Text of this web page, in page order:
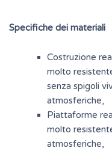
Specifiche dei materiali
Costruzione
molto
senza spigoli
atmosferiche,
Piattaforme
molto
atmosferiche,